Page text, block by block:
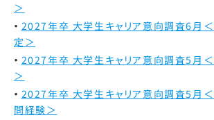
＞
2027年卒 大学生キャリア意向調査6月
定＞
2027年卒 大学生キャリア意向調査5月＜
＞
2027年卒 大学生キャリア意向調査5月＜
問経験＞